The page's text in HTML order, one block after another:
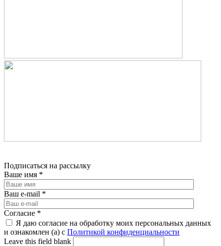
Подписаться на рассылку
Ваше имя *
Ваш e-mail *
Согласие *
Я даю согласие на обработку моих персональных данных
и ознакомлен (а) с Политикой конфиденциальности
Leave this field blank